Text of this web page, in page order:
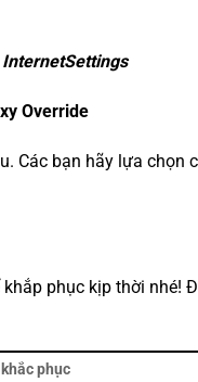
InternetSettings
Override
Các bạn hãy lựa chọn
khắp phục kịp thời nhé!
phục